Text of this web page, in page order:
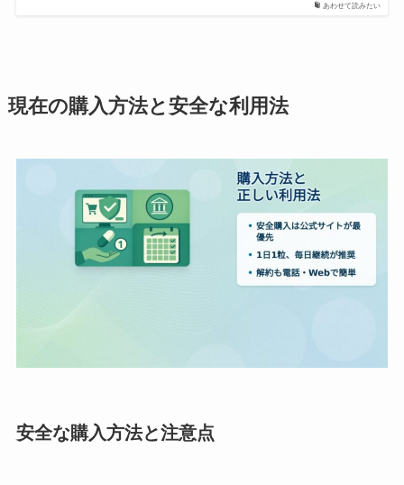
あわせて読みたい
現在の購入方法と安全な利用法
安全な購入方法と注意点